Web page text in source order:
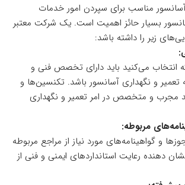
مناسب برای سپردن امور خدمات
بسیار حائز اهمیت است. یک شرکت معتبر
زیر را داشته باشد:
انتخاب می‌کنید باید دارای تخصص فنی و
تعمیر و نگهداری آسانسور باشد. تکنسین‌ها و
مجرب و متخصص در امر تعمیر و نگهداری
مربوطه:
و گواهینامه‌های مورد نیاز از مراجع مربوطه
دهنده رعایت استانداردهای ایمنی و فنی از